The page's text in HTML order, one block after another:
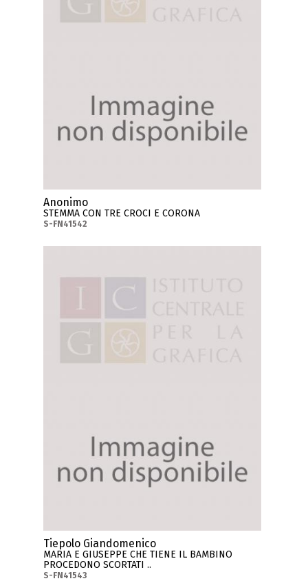
Anonimo
STEMMA CON TRE CROCI E CORONA
S-FN41542
Tiepolo Giandomenico
MARIA E GIUSEPPE CHE TIENE IL BAMBINO
PROCEDONO SCORTATI ..
S-FN41543